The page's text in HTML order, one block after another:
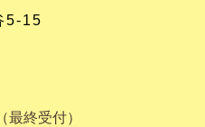
5-15
最終受付）